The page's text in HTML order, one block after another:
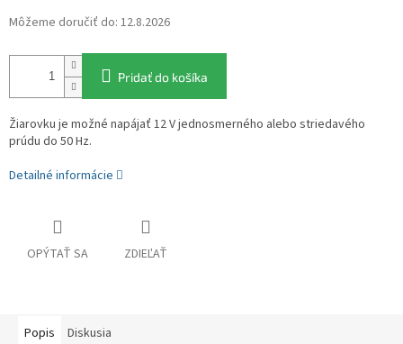
Môžeme doručiť do: 12.8.2026
Pridať do košíka
Žiarovku je možné napájať 12 V jednosmerného alebo striedavého
prúdu do 50 Hz.
Detailné informácie
OPÝTAŤ SA ZDIEĽAŤ
Popis Diskusia